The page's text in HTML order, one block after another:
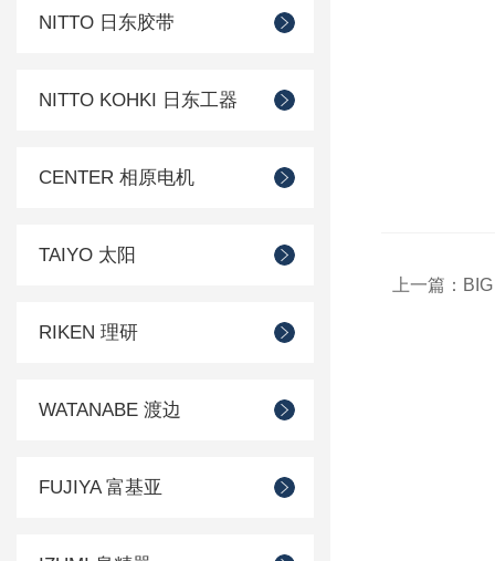
NITTO 日东胶带
NITTO KOHKI 日东工器
CENTER 相原电机
TAIYO 太阳
RIKEN 理研
WATANABE 渡边
FUJIYA 富基亚
上一篇： BIG